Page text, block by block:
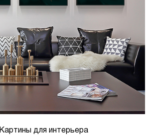
Картины для интерьера